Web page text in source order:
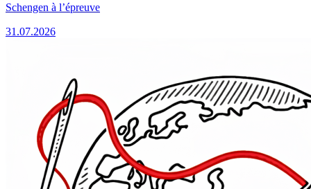
Schengen à l’épreuve
31.07.2026